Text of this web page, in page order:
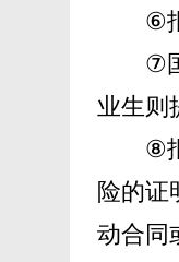
⑥
⑦
业生则
⑧
险的证
动合同